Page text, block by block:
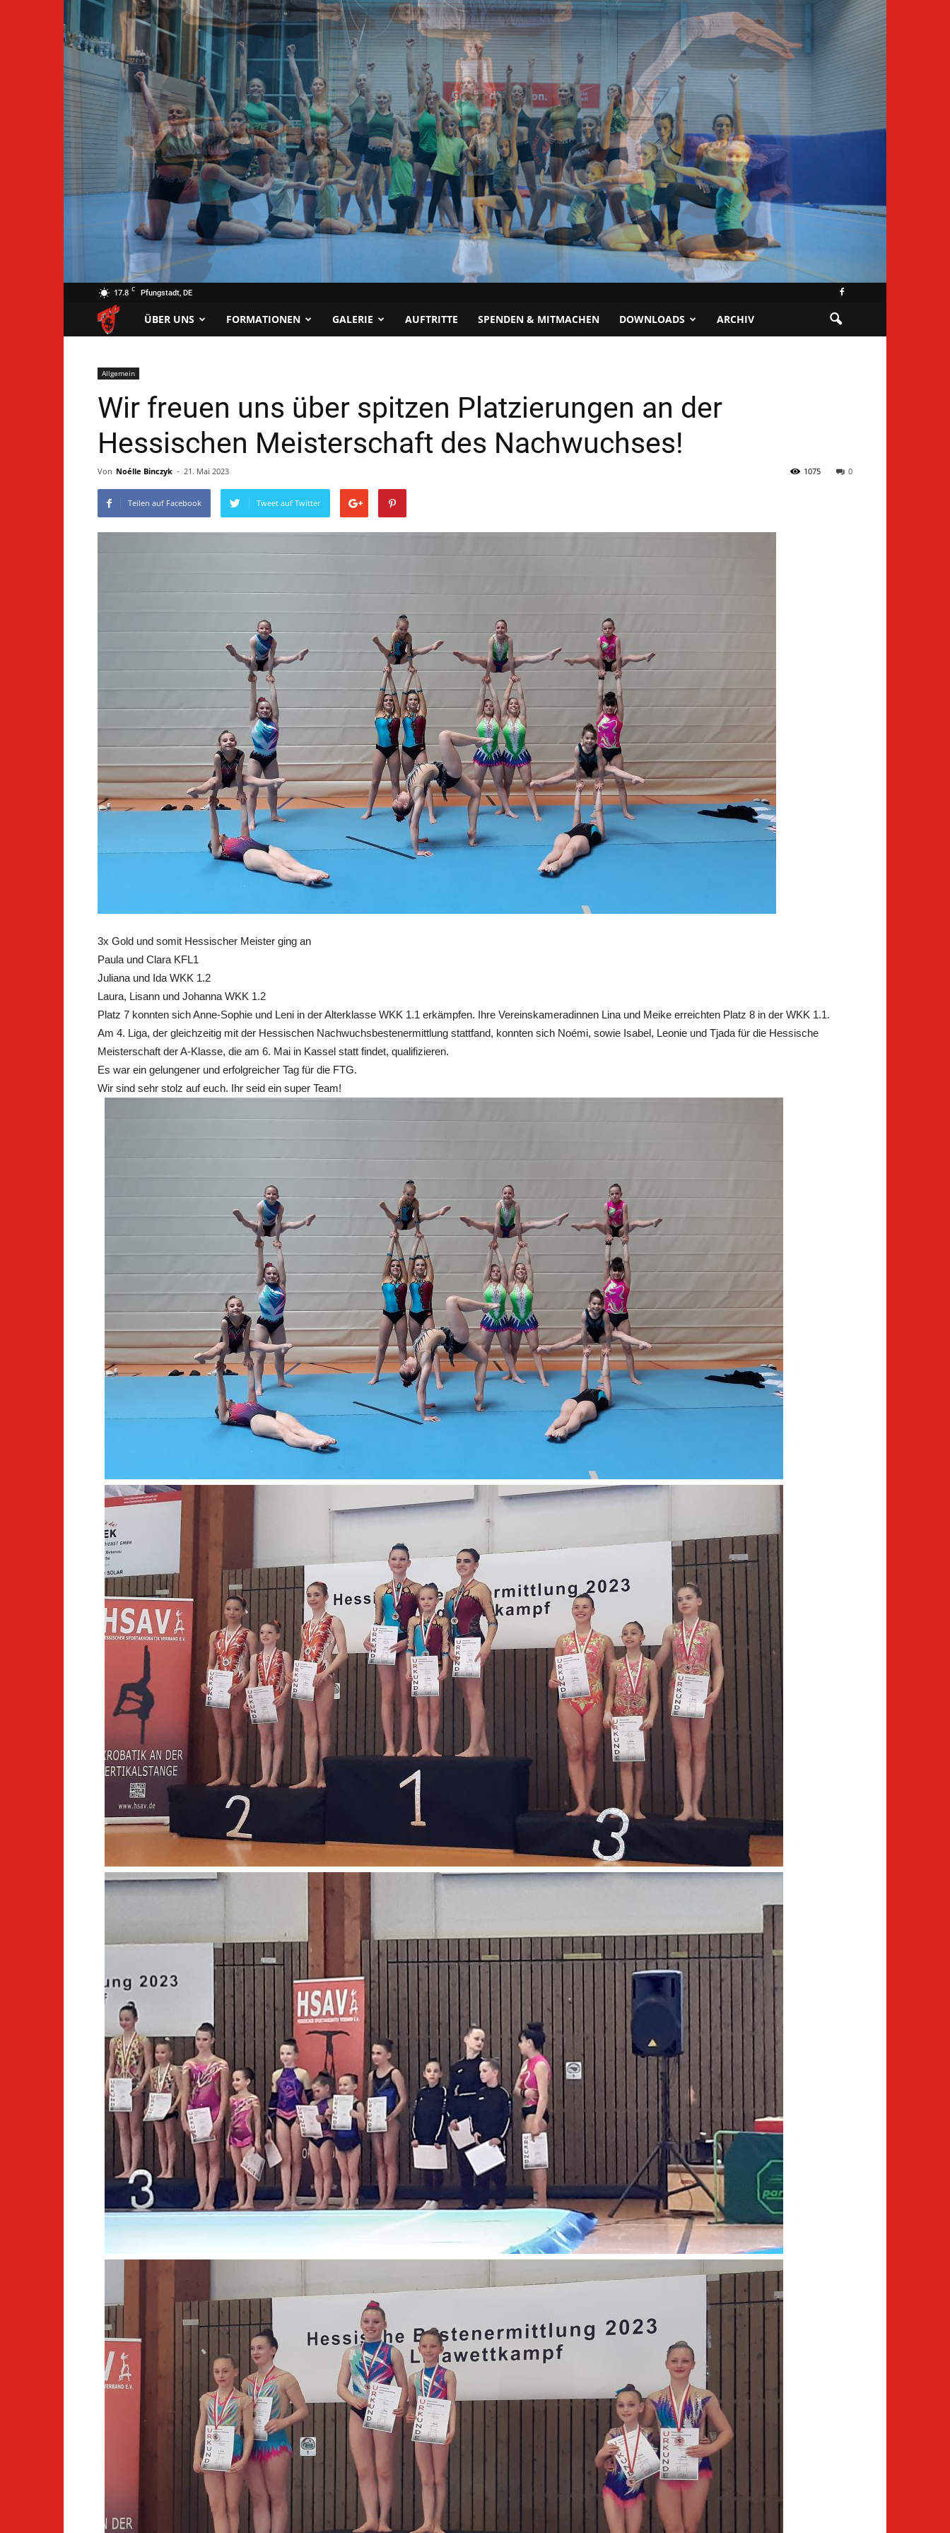
17.8 C Pfungstadt, DE
FTGÜBER UNS FORMATIONEN GALERIE AUFTRITTE SPENDEN & MITMACHEN DOWNLOADS ARCHIV
Allgemein
Wir freuen uns über spitzen Platzierungen an der
Hessischen Meisterschaft des Nachwuchses!
Von Noélle Binczyk - 21. Mai 2023 0
1075
Teilen auf Facebook Tweet auf Twitter
3x Gold und somit Hessischer Meister ging an
Paula und Clara KFL1
Juliana und Ida WKK 1.2
Laura, Lisann und Johanna WKK 1.2
Platz 7 konnten sich Anne-Sophie und Leni in der Alterklasse WKK 1.1 erkämpfen. Ihre Vereinskameradinnen Lina und Meike erreichten Platz 8 in der WKK 1.1.
Am 4. Liga, der gleichzeitig mit der Hessischen Nachwuchsbestenermittlung stattfand, konnten sich Noémi, sowie Isabel, Leonie und Tjada für die Hessische
Meisterschaft der A-Klasse, die am 6. Mai in Kassel statt findet, qualifizieren.
Es war ein gelungener und erfolgreicher Tag für die FTG.
Wir sind sehr stolz auf euch. Ihr seid ein super Team!